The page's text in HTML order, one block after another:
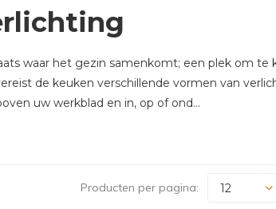
waar het gezin samenkomt; een plek om
de keuken verschillende vormen van
uw werkblad en in, op of ond...
Producten per pagina: